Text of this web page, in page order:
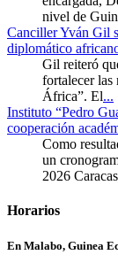
nivel de
Canciller Yván Gil
diplomático
Gil reiteró
fortalecer las
África”. El...
Instituto “Pedro
cooperación
Como
un
2026
Horarios
En Malabo, Guinea